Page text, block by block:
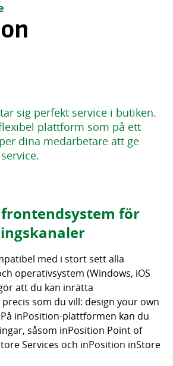
sig perfekt service i butiken.
plattform som på ett
dina medarbetare att ge
för
med i stort sett alla
operativsystem (Windows, iOS
att du kan inrätta
som du vill: design your own
inPosition-plattformen kan du
såsom inPosition Point of
Services och inPosition inStore